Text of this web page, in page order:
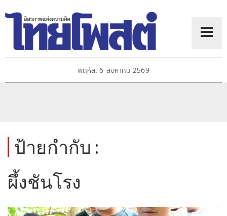
พฤหัส, 6 สิงหาคม 2569
ป้ายกำกับ :
ผึ้งชันโรง